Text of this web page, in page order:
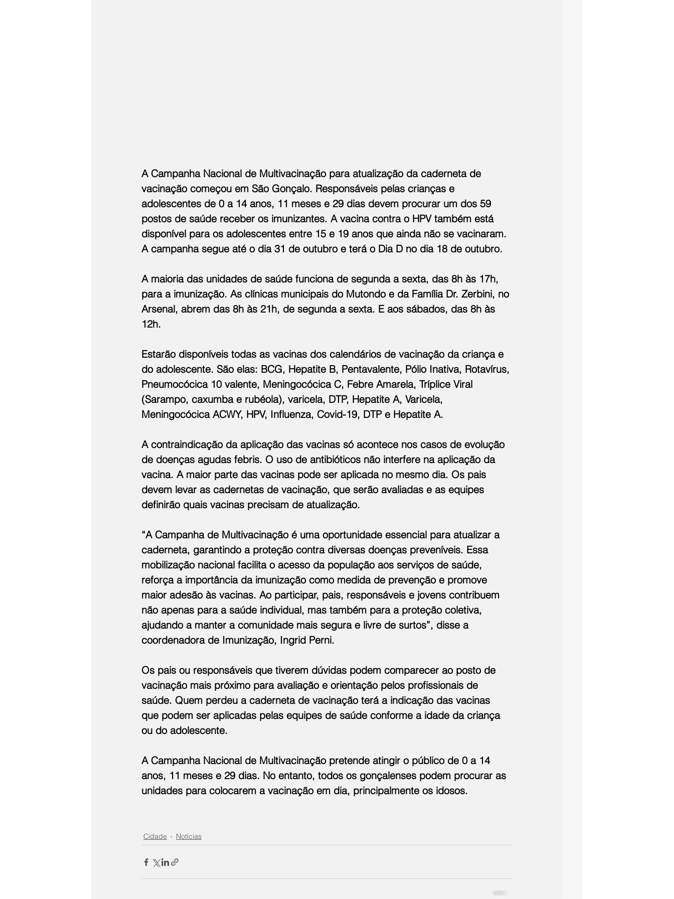
A Campanha Nacional de Multivacinação para atualização da caderneta de
vacinação começou em São Gonçalo. Responsáveis pelas crianças e
adolescentes de 0 a 14 anos, 11 meses e 29 dias devem procurar um dos 59
postos de saúde receber os imunizantes. A vacina contra o HPV também está
disponível para os adolescentes entre 15 e 19 anos que ainda não se vacinaram.
A campanha segue até o dia 31 de outubro e terá o Dia D no dia 18 de outubro.
A maioria das unidades de saúde funciona de segunda a sexta, das 8h às 17h,
para a imunização. As clínicas municipais do Mutondo e da Família Dr. Zerbini, no
Arsenal, abrem das 8h às 21h, de segunda a sexta. E aos sábados, das 8h às
12h.
Estarão disponíveis todas as vacinas dos calendários de vacinação da criança e
do adolescente. São elas: BCG, Hepatite B, Pentavalente, Pólio Inativa, Rotavírus,
Pneumocócica 10 valente, Meningocócica C, Febre Amarela, Tríplice Viral
(Sarampo, caxumba e rubéola), varicela, DTP, Hepatite A, Varicela,
Meningocócica ACWY, HPV, Influenza, Covid-19, DTP e Hepatite A.
A contraindicação da aplicação das vacinas só acontece nos casos de evolução
de doenças agudas febris. O uso de antibióticos não interfere na aplicação da
vacina. A maior parte das vacinas pode ser aplicada no mesmo dia. Os pais
devem levar as cadernetas de vacinação, que serão avaliadas e as equipes
definirão quais vacinas precisam de atualização.
“A Campanha de Multivacinação é uma oportunidade essencial para atualizar a
caderneta, garantindo a proteção contra diversas doenças preveníveis. Essa
mobilização nacional facilita o acesso da população aos serviços de saúde,
reforça a importância da imunização como medida de prevenção e promove
maior adesão às vacinas. Ao participar, pais, responsáveis e jovens contribuem
não apenas para a saúde individual, mas também para a proteção coletiva,
ajudando a manter a comunidade mais segura e livre de surtos”, disse a
coordenadora de Imunização, Ingrid Perni.
Os pais ou responsáveis que tiverem dúvidas podem comparecer ao posto de
vacinação mais próximo para avaliação e orientação pelos profissionais de
saúde. Quem perdeu a caderneta de vacinação terá a indicação das vacinas
que podem ser aplicadas pelas equipes de saúde conforme a idade da criança
ou do adolescente.
A Campanha Nacional de Multivacinação pretende atingir o público de 0 a 14
anos, 11 meses e 29 dias. No entanto, todos os gonçalenses podem procurar as
unidades para colocarem a vacinação em dia, principalmente os idosos.
Cidade Notícias